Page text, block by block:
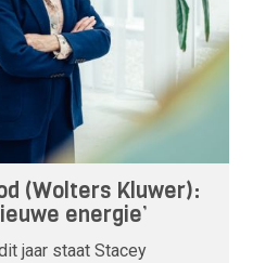
(Wolters Kluwer):
energie’
jaar staat Stacey